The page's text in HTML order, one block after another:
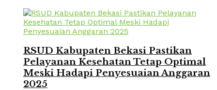
RSUD Kabupaten Bekasi Pastikan
Pelayanan Kesehatan Tetap Optimal
Meski Hadapi Penyesuaian Anggaran
2025